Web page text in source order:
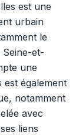
est une
urbain
le
et-
une
est également
notamment
avec
liens